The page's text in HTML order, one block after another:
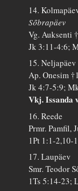
14.
Sõbrapäev
Vg. Auksenti
Jk 3:11-4:6;
15. Neljapäev
Ap. Onesim
Jk 4:7-5:9;
Vkj. Issanda
16. Reede
Prmr. Pamfil,
1Pt 1:1-2,10-
17. Laupäev
Smr. Teodor
1Ts 5:14-23;